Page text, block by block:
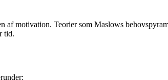
af motivation. Teorier som Maslows
tid.